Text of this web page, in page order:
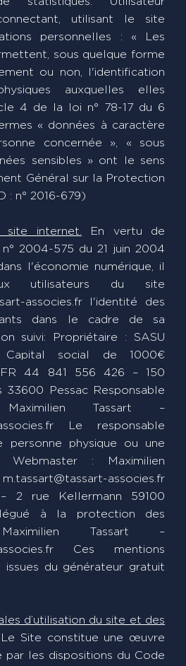
utilisant le site
personnelles : « Les
sous quelque forme
ou non, l'identification
auxquelles elles
4 de la loi n° 78-17 du 6
« données à caractère
concernée », « sous
sensibles » ont le sens
Général sur la Protection
: n° 2016-679)
site internet.
En vertu de
2004-575 du 21 juin 2004
l'économie numérique, il
utilisateurs du site
associes.fr l'identité des
dans le cadre de sa
suivi: Propriétaire : SASU
Capital social de 1000€
44 841 556 426 – 150
33600 Pessac Responsable
Tassart –
associes.fr Le responsable
personne physique ou une
Webmaster : Maximilien
associes.fr
2 rue Kellermann 59100
à la protection des
Tassart –
associes.fr Ces mentions
issues du générateur gratuit
d’utilisation du site et des
Le Site constitue une œuvre
par les dispositions du Code